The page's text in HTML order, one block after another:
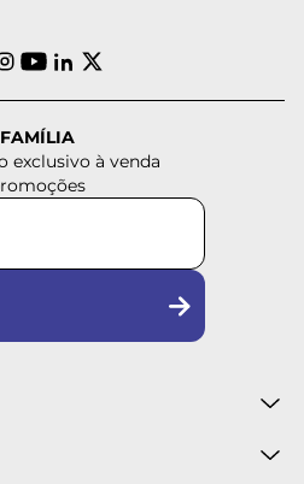
exclusivo à venda